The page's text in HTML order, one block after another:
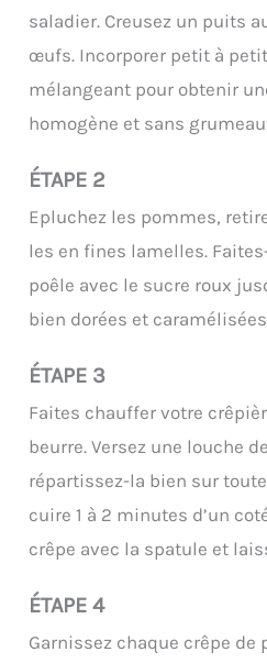
saladier. Creusez un puits
œufs. Incorporer petit à
mélangeant pour obtenir
homogène et sans
ÉTAPE 2
Epluchez les pommes,
les en fines lamelles.
poêle avec le sucre roux
bien dorées et
ÉTAPE 3
Faites chauffer votre
beurre. Versez une louche
répartissez-la bien sur
cuire 1 à 2 minutes d’un
crêpe avec la spatule et
ÉTAPE 4
Garnissez chaque crêpe